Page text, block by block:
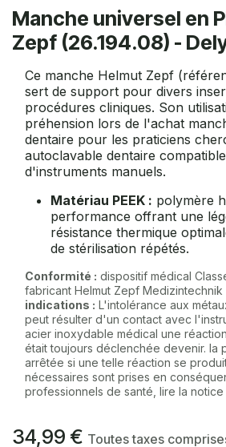
Manche universel en
Zepf (26.194.08) -
Ce manche Helmut Zepf
sert de support pour divers
procédures cliniques. Son
préhension lors de l'achat
dentaire pour les praticiens
autoclavable dentaire
d'instruments manuels.
Matériau PEEK : polymère
performance offrant une
résistance thermique
de stérilisation répétés.
Conformité : dispositif médical
fabricant Helmut Zepf Medizintechnik
indications : L'intolérance aux
peut résulter d'un contact avec
acier inoxydable médical une
était toujours déclenchée devenir. la
arrêtée si une telle réaction se
nécessaires sont prises en
professionnels de santé, lire la notice
34,99 € Toutes taxes